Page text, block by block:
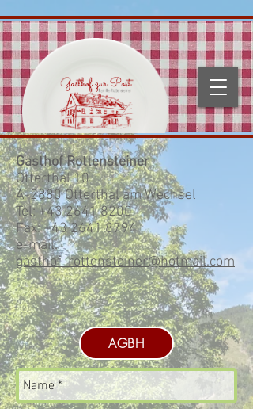
Gasthof Rottensteiner
Otterthal 10
A-2880 Otterthal am Wechsel
Tel:+43 2641 8200
Fax:+43 2641 8794
e-mail:
gasthof_rottensteiner@hotmail.com
AGBH